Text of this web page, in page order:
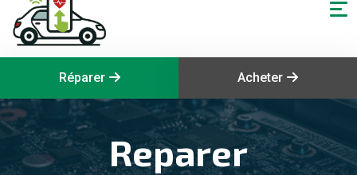
Réparer Acheter
Reparer